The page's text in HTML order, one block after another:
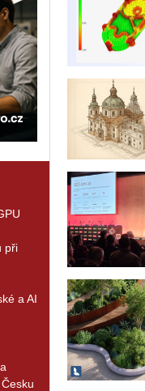
při
a AI